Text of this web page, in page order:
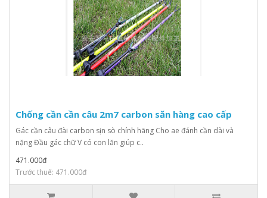
Chống cần cần câu 2m7 carbon săn hàng cao cấp
Gác cần câu đài carbon sịn sò chính hãng Cho ae đánh cần dài và
nặng Đầu gác chữ V có con lăn giúp c..
471.000đ
Trước thuế: 471.000đ